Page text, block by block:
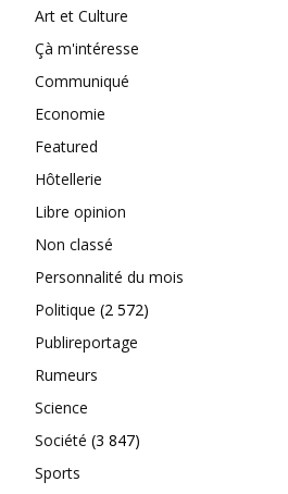
Art et Culture
Çà m'intéresse
Communiqué
Economie
Featured
Hôtellerie
Libre opinion
Non classé
Personnalité du mois
Politique (2 572)
Publireportage
Rumeurs
Science
Société (3 847)
Sports